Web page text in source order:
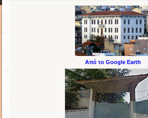
Από το Google Earth